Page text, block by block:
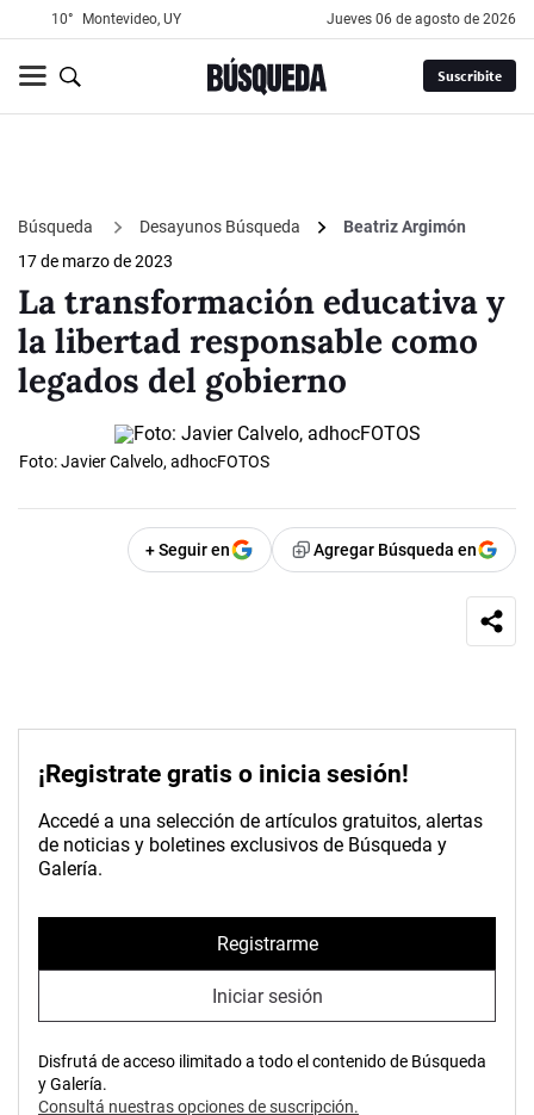
10° Montevideo, UY jueves 06 de agosto de 2026
Suscribite
Búsqueda Desayunos Búsqueda
Beatriz Argimón
17 de marzo de 2023
La transformación educativa y
la libertad responsable como
legados del gobierno
Foto: Javier Calvelo, adhocFOTOS
+ Seguir en Agregar Búsqueda en
¡Registrate gratis o inicia sesión!
Accedé a una selección de artículos gratuitos, alertas
de noticias y boletines exclusivos de Búsqueda y
Galería.
Registrarme
Iniciar sesión
Disfrutá de acceso ilimitado a todo el contenido de Búsqueda
y Galería.
Consultá nuestras opciones de suscripción.